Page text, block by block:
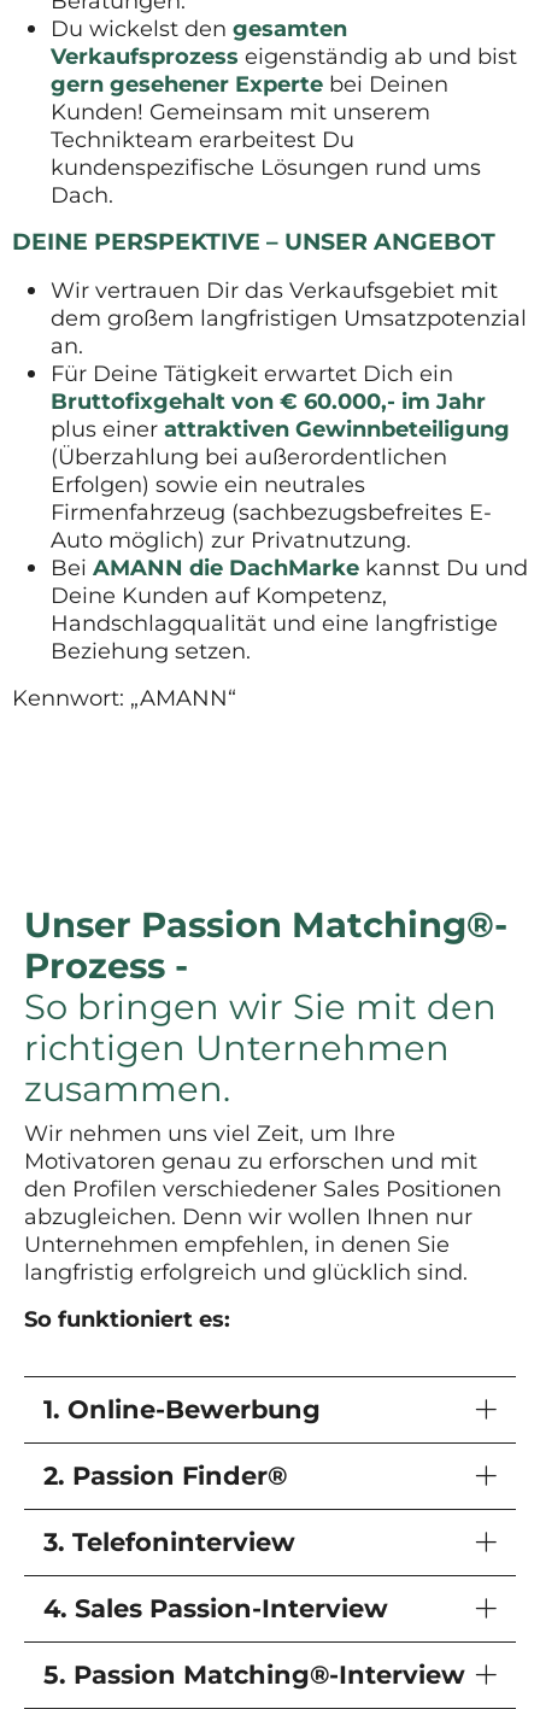
Du wickelst den gesamten
Verkaufsprozess eigenständig ab und bist
gern gesehener Experte bei Deinen
Kunden! Gemeinsam mit unserem
Technikteam erarbeitest Du
kundenspezifische Lösungen rund ums
Dach.
DEINE PERSPEKTIVE – UNSER ANGEBOT
Wir vertrauen Dir das Verkaufsgebiet mit
dem großem langfristigen Umsatzpotenzial
an.
Für Deine Tätigkeit erwartet Dich ein
Bruttofixgehalt von € 60.000,- im Jahr
plus einer attraktiven Gewinnbeteiligung
(Überzahlung bei außerordentlichen
Erfolgen) sowie ein neutrales
Firmenfahrzeug (sachbezugsbefreites E-
Auto möglich) zur Privatnutzung.
Bei AMANN die DachMarke kannst Du und
Deine Kunden auf Kompetenz,
Handschlagqualität und eine langfristige
Beziehung setzen.
Kennwort: „AMANN“
Unser Passion Matching®-
Prozess -
So bringen wir Sie mit den
richtigen Unternehmen
zusammen.
Wir nehmen uns viel Zeit, um Ihre
Motivatoren genau zu erforschen und mit
den Profilen verschiedener Sales Positionen
abzugleichen. Denn wir wollen Ihnen nur
Unternehmen empfehlen, in denen Sie
langfristig erfolgreich und glücklich sind.
So funktioniert es:
1. Online-Bewerbung
2. Passion Finder®
3. Telefoninterview
4. Sales Passion-Interview
5. Passion Matching®-Interview